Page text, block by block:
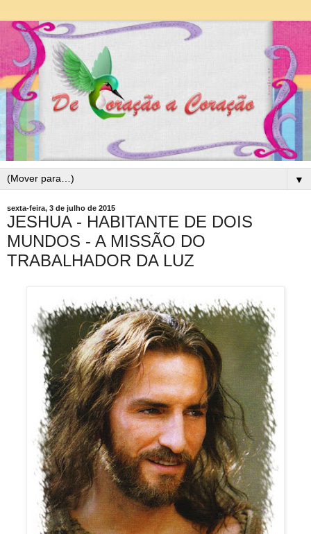
▼
sexta-feira, 3 de julho de 2015
JESHUA - HABITANTE DE DOIS
MUNDOS - A MISSÃO DO
TRABALHADOR DA LUZ